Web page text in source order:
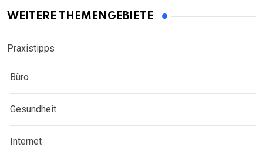
WEITERE THEMENGEBIETE
Praxistipps
Büro
Gesundheit
Internet